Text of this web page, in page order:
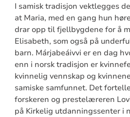
I samisk tradisjon vektlegges
at Maria, med en gang hun
drar opp til fjellbygdene for å
Elisabeth, som også på
barn. Márjabeáivvi er en dag
enn i norsk tradisjon er
kvinnelig vennskap og
samiske samfunnet. Det
forskeren og prestelæreren
på Kirkelig utdanningssenter i